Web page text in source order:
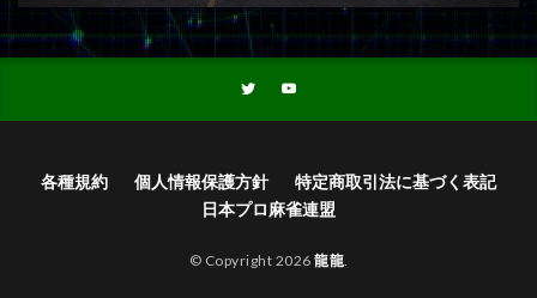
各種規約 個人情報保護方針
特定商取引法に基づく表記
日本プロ麻雀連盟
© Copyright 2026 龍龍.